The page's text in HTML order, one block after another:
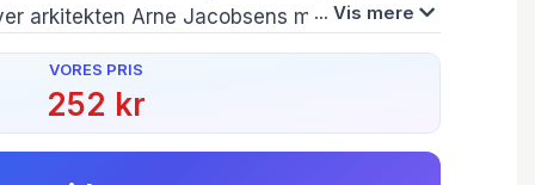
Mikael Kristian
Camilla Cziffery
Nielsen,Søren
Aagaard,Mikkel
Bang Maesen,
arkitekten Arne Jacobsens modernistiske
Knud Hansen Walløe, der sejlede
Petersborg.
under besættelsen, får belyst
og hører om bagersvenden, der gjorde
... Vis mere
VORES PRIS
252 kr